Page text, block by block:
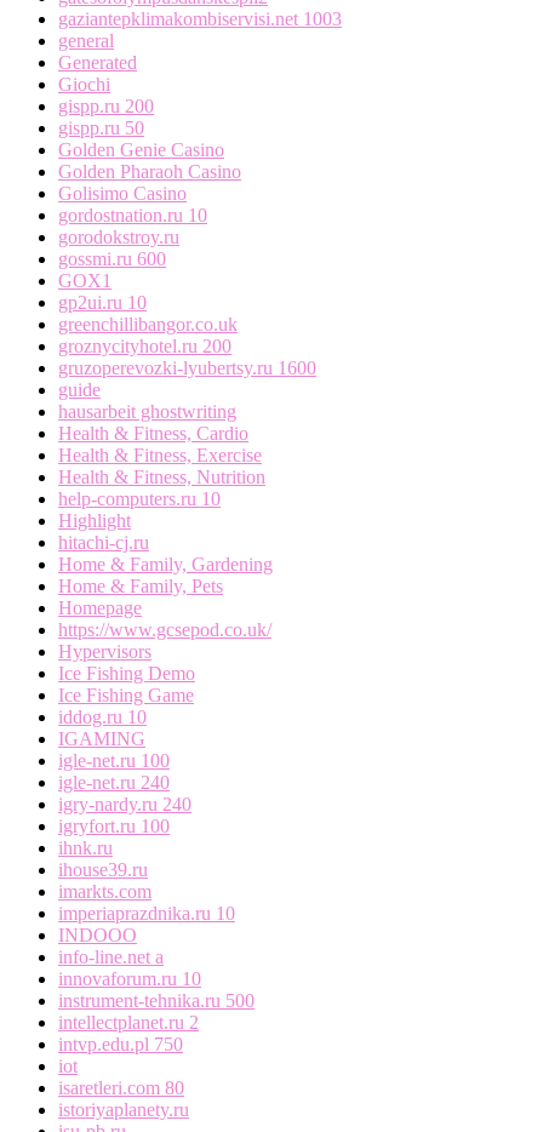
gaziantepklimakombiservisi.net 1003
general
Generated
Giochi
gispp.ru 200
gispp.ru 50
Golden Genie Casino
Golden Pharaoh Casino
Golisimo Casino
gordostnation.ru 10
gorodokstroy.ru
gossmi.ru 600
GOX1
gp2ui.ru 10
greenchillibangor.co.uk
groznycityhotel.ru 200
gruzoperevozki-lyubertsy.ru 1600
guide
hausarbeit ghostwriting
Health & Fitness, Cardio
Health & Fitness, Exercise
Health & Fitness, Nutrition
help-computers.ru 10
Highlight
hitachi-cj.ru
Home & Family, Gardening
Home & Family, Pets
Homepage
https://www.gcsepod.co.uk/
Hypervisors
Ice Fishing Demo
Ice Fishing Game
iddog.ru 10
IGAMING
igle-net.ru 100
igle-net.ru 240
igry-nardy.ru 240
igryfort.ru 100
ihnk.ru
ihouse39.ru
imarkts.com
imperiaprazdnika.ru 10
INDOOO
info-line.net a
innovaforum.ru 10
instrument-tehnika.ru 500
intellectplanet.ru 2
intvp.edu.pl 750
iot
isaretleri.com 80
istoriyaplanety.ru